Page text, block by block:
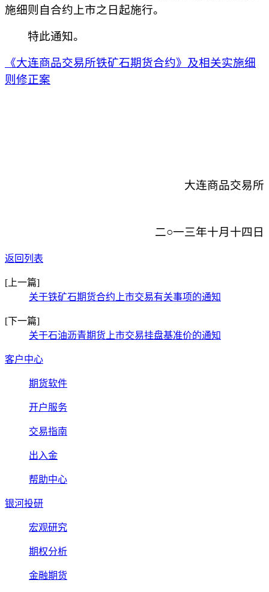
施细则自合约上市之日起施行。
特此通知。
《大连商品交易所铁矿石期货合约》及相关实施细
则修正案
大连商品交易所
二○一三年十月十四日
返回列表
[上一篇]
关于铁矿石期货合约上市交易有关事项的通知
[下一篇]
关于石油沥青期货上市交易挂盘基准价的通知
客户中心
期货软件
开户服务
交易指南
出入金
帮助中心
银河投研
宏观研究
期权分析
金融期货